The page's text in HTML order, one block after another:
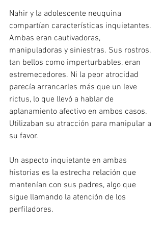
Nahir y la adolescente neuquina
compartían características inquietantes.
Ambas eran cautivadoras,
manipuladoras y siniestras. Sus rostros,
tan bellos como imperturbables, eran
estremecedores. Ni la peor atrocidad
parecía arrancarles más que un leve
rictus, lo que llevó a hablar de
aplanamiento afectivo en ambos casos.
Utilizaban su atracción para manipular a
su favor.
Un aspecto inquietante en ambas
historias es la estrecha relación que
mantenían con sus padres, algo que
sigue llamando la atención de los
perfiladores.